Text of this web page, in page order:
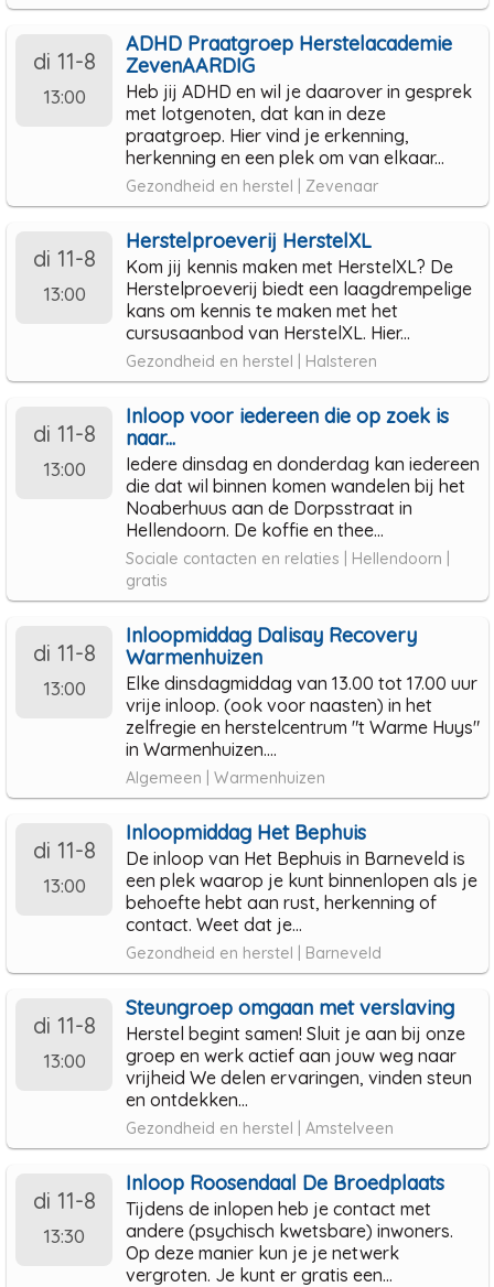
di 11-8
13:00
ADHD Praatgroep Herstelacademie
ZevenAARDIG
Heb jij ADHD en wil je daarover in gesprek
met lotgenoten, dat kan in deze
praatgroep. Hier vind je erkenning,
herkenning en een plek om van elkaar...
Gezondheid en herstel | Zevenaar
di 11-8
13:00
Herstelproeverij HerstelXL
Kom jij kennis maken met HerstelXL? De
Herstelproeverij biedt een laagdrempelige
kans om kennis te maken met het
cursusaanbod van HerstelXL. Hier...
Gezondheid en herstel | Halsteren
di 11-8
13:00
Inloop voor iedereen die op zoek is
naar...
Iedere dinsdag en donderdag kan iedereen
die dat wil binnen komen wandelen bij het
Noaberhuus aan de Dorpsstraat in
Hellendoorn. De koffie en thee...
Sociale contacten en relaties | Hellendoorn |
gratis
di 11-8
13:00
Inloopmiddag Dalisay Recovery
Warmenhuizen
Elke dinsdagmiddag van 13.00 tot 17.00 uur
vrije inloop. (ook voor naasten) in het
zelfregie en herstelcentrum "t Warme Huys"
in Warmenhuizen....
Algemeen | Warmenhuizen
di 11-8
13:00
Inloopmiddag Het Bephuis
De inloop van Het Bephuis in Barneveld is
een plek waarop je kunt binnenlopen als je
behoefte hebt aan rust, herkenning of
contact. Weet dat je...
Gezondheid en herstel | Barneveld
di 11-8
13:00
Steungroep omgaan met verslaving
Herstel begint samen! Sluit je aan bij onze
groep en werk actief aan jouw weg naar
vrijheid We delen ervaringen, vinden steun
en ontdekken...
Gezondheid en herstel | Amstelveen
di 11-8
13:30
Inloop Roosendaal De Broedplaats
Tijdens de inlopen heb je contact met
andere (psychisch kwetsbare) inwoners.
Op deze manier kun je je netwerk
vergroten. Je kunt er gratis een...